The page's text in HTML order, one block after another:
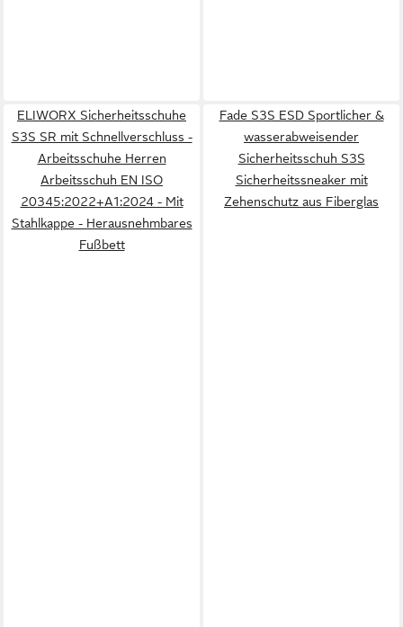
ELIWORX Sicherheitsschuhe
S3S SR mit Schnellverschluss -
Arbeitsschuhe Herren
Arbeitsschuh EN ISO
20345:2022+A1:2024 - Mit
Stahlkappe - Herausnehmbares
Fußbett
Fade S3S ESD Sportlicher &
wasserabweisender
Sicherheitsschuh S3S
Sicherheitssneaker mit
Zehenschutz aus Fiberglas